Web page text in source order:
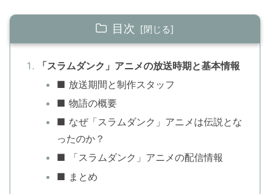
目次
「スラムダンク」アニメの放送時期と基本情報
■ 放送期間と制作スタッフ
■ 物語の概要
■ なぜ「スラムダンク」アニメは伝説とな
ったのか？
■ 「スラムダンク」アニメの配信情報
■ まとめ